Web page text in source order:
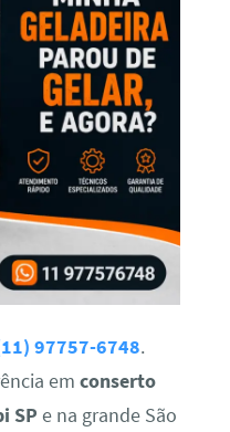
97757-6748.
em conserto
SP e na grande São